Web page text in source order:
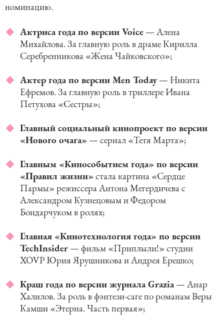
номинацию.
Актриса года по версии Voice — Алена
Михайлова. За главную роль в драме Кирилла
Серебренникова «Жена Чайковского»;
Актер года по версии Men Today — Никита
Ефремов. За главную роль в триллере Ивана
Петухова «Сестры»;
Главный социальный кинопроект по версии
«Нового очага» — сериал «Тетя Марта»;
Главным «Кинособытием года» по версии
«Правил жизни» стала картина «Сердце
Пармы» режиссера Антона Мегердичева с
Александром Кузнецовым и Федором
Бондарчуком в ролях;
Главная «Кинотехнология года» по версии
TechInsider — фильм «Приплыли!» студии
XOVP Юрия Ярушникова и Андрея Ерешко;
Краш года по версии журнала Grazia— Анар
Халилов. За роль в фэнтези-саге по романам Веры
Камши «Этерна. Часть первая»;